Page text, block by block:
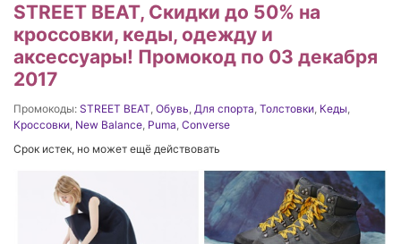
STREET BEAT, Скидки до 50% на
кроссовки, кеды, одежду и
аксессуары! Промокод по 03 декабря
2017
Промокоды: STREET BEAT, Обувь, Для спорта, Толстовки, Кеды,
Кроссовки, New Balance, Puma, Converse
Срок истек, но может ещё действовать